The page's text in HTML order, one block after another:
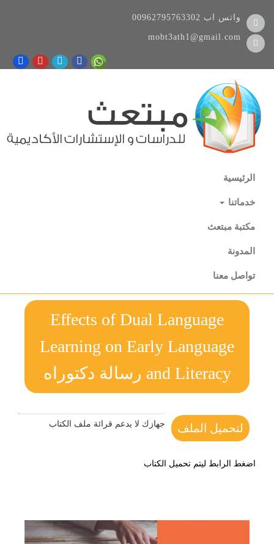
00962795763302 واتس اب
mobt3ath1@gmail.com
الرئيسية
خدماتنا
مكتبة مبتعث
المدونة
تواصل معنا
Effects of Dual Language
Learning on Early Language
and Literacy رسالة دكتوراه
لتحميل الملف جهازك لا يدعم قرائة ملف الكتاب
اضغط الرابط ليتم تحميل الكتاب